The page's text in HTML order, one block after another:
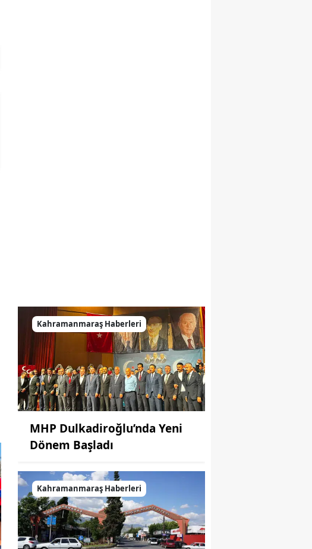
Kahramanmaraş Haberleri
MHP Dulkadiroğlu’nda Yeni
Dönem Başladı
Kahramanmaraş Haberleri